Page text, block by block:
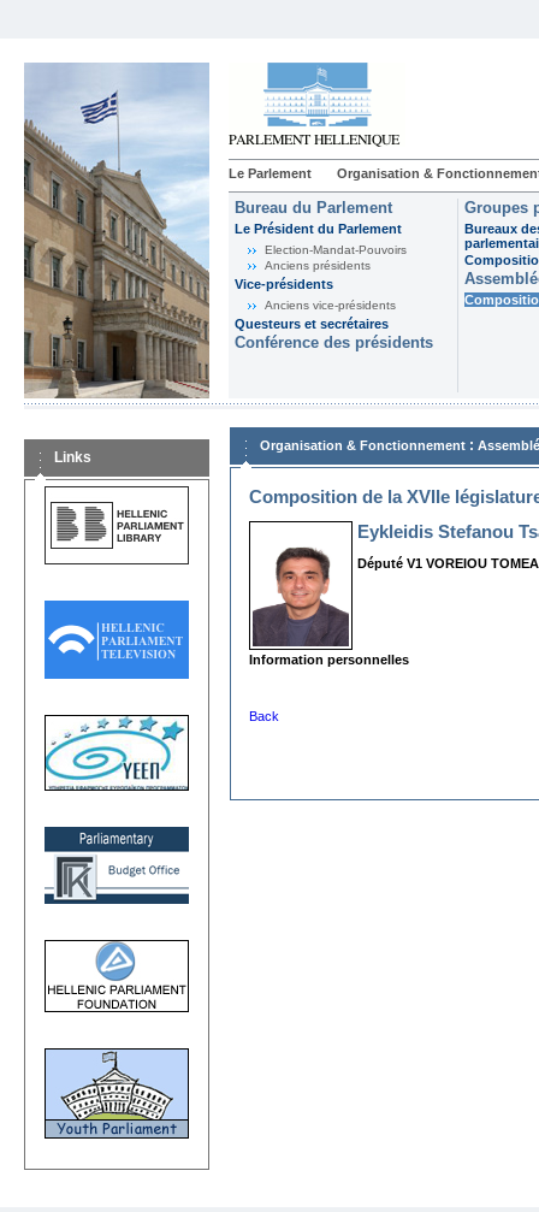
Le Parlement Organisation &
Bureau du Parlement
Le Président du Parlement
Election-Mandat-Pouvoirs
Anciens présidents
Vice-présidents
Anciens vice-présidents
Questeurs et secrétaires
Conférence des présidents
Groupes
Bureaux
Links
Organisation & Fonctionnement :
Composition de la XVIIe
Eykleidis Stefanou
Député V1 VOREIOU
Information personnelles
Back